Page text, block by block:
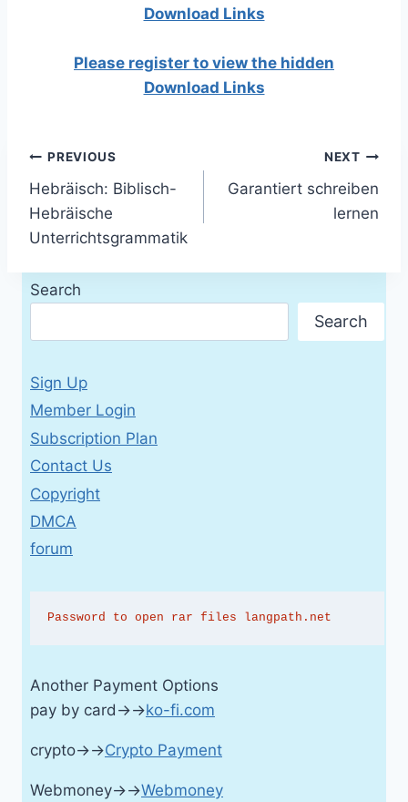
Download Links
Please register to view the hidden
Download Links
Post
navigation
PREVIOUS
Hebräisch: Biblisch-
Hebräische
Unterrichtsgrammatik
NEXT
Garantiert schreiben
lernen
Search
Search
Sign Up
Member Login
Subscription Plan
Contact Us
Copyright
DMCA
forum
Password to open rar files langpath.net
Another Payment Options
pay by card→→ko-fi.com
crypto→→Crypto Payment
Webmoney→→Webmoney